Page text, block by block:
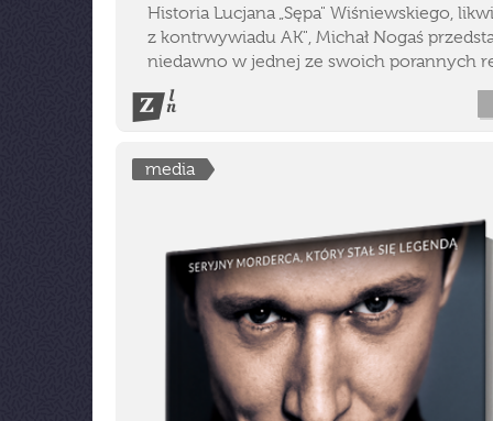
Historia Lucjana „Sępa" Wiśniewskiego,
z kontrwywiadu AK", Michał Nogaś
niedawno w jednej ze swoich porannych
media